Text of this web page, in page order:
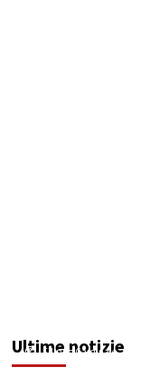
Ultime notizie
Filippo Cardinale